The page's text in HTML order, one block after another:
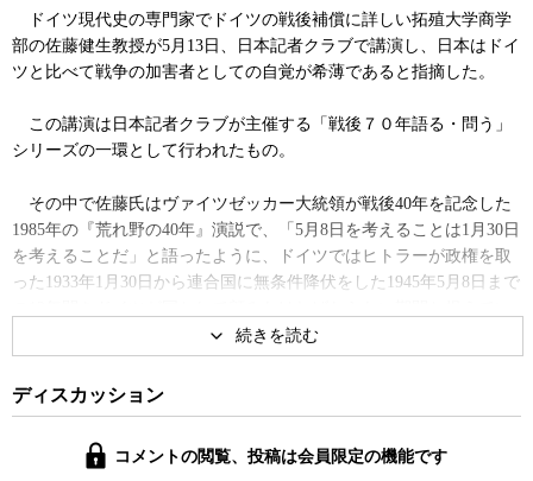
ドイツ現代史の専門家でドイツの戦後補償に詳しい拓殖大学商学
部の佐藤健生教授が5月13日、日本記者クラブで講演し、日本はドイ
ツと比べて戦争の加害者としての自覚が希薄であると指摘した。
この講演は日本記者クラブが主催する「戦後７０年語る・問う」
シリーズの一環として行われたもの。
その中で佐藤氏はヴァイツゼッカー大統領が戦後40年を記念した
1985年の『荒れ野の40年』演説で、「5月8日を考えることは1月30日
を考えることだ」と語ったように、ドイツではヒトラーが政権を取
った1933年1月30日から連合国に無条件降伏をした1945年5月8日まで
るのに対し、日本では終戦記念日の8月15日が、毎年恒例の風物詩の
ように位置づけられてしまい、それ以前の歴史を十分に踏まえた歴
史を認識することができていないとの考えを示した。
また、日本で議論される「戦争責任」も、「開戦」の責任ではな
く「敗戦」したことの責任として捉えられてきたとして、日本が
ディスカッション
コメントの閲覧、投稿は会員限定の機能です